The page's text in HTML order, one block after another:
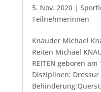
5. Nov. 2020|
Teilnehmerinnen
Knauder Michael
Reiten Michael
REITEN geboren
Disziplinen: Dressur